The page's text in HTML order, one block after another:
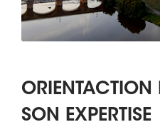
ORIENTACTION
SON EXPERTISE